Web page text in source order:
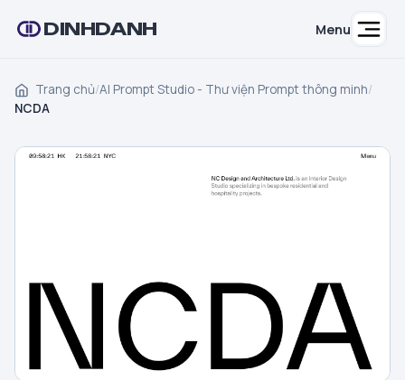
DINHDANH Menu
Trang chủ/AI Prompt Studio - Thư viện Prompt thông minh/
NCDA